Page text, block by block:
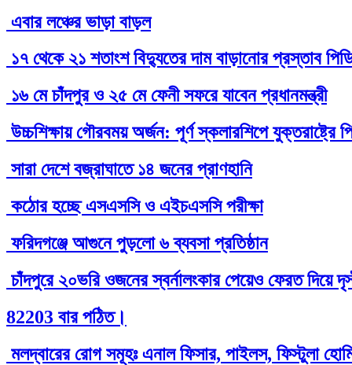
এবার লঞ্চের ভাড়া বাড়ল
১৭ থেকে ২১ শতাংশ বিদ্যুতের দাম বাড়ানোর প্রস্তাব
১৬ মে চাঁদপুর ও ২৫ মে ফেনী সফরে যাবেন প্রধানমন্ত্রী
উচ্চশিক্ষায় গৌরবময় অর্জন: পূর্ণ স্কলারশিপে
সারা দেশে বজ্রাঘাতে ১৪ জনের প্রাণহানি
কঠোর হচ্ছে এসএসসি ও এইচএসসি পরীক্ষা
ফরিদগঞ্জে আগুনে পুড়লো ৬ ব্যবসা প্রতিষ্ঠান
চাঁদপুরে ২০ভরি ওজনের স্বর্নালংকার পেয়েও ফেরত দিয়ে
82203 বার পঠিত।
মলদ্বারের রোগ সমূহঃ এনাল ফিসার, পাইলস, ফিস্টুলা